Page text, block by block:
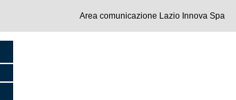
Area comunicazione Lazio Innova Spa